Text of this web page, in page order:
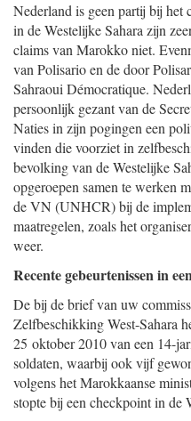
Nederland is geen partij bij het
in de Westelijke Sahara zijn
claims van Marokko niet.
van Polisario en de door
Sahraoui Démocratique.
persoonlijk gezant van de
Naties in zijn pogingen een
vinden die voorziet in
bevolking van de Westelijke
opgeroepen samen te werken
de VN (UNHCR) bij de
maatregelen, zoals het
weer.
Recente gebeurtenissen in
De bij de brief van uw
Zelfbeschikking West-Sahara
25 oktober 2010 van een 14-
soldaten, waarbij ook vijf
volgens het Marokkaanse
stopte bij een checkpoint in de